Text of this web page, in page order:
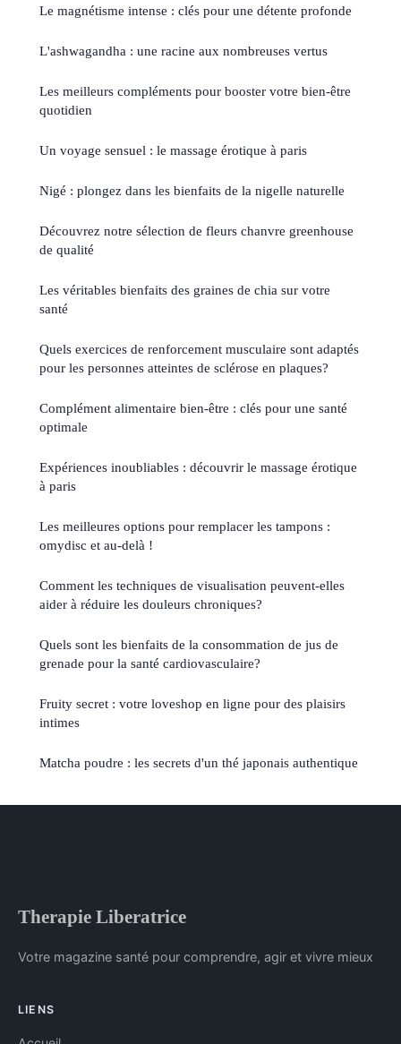
Le magnétisme intense : clés pour une détente profonde
L'ashwagandha : une racine aux nombreuses vertus
Les meilleurs compléments pour booster votre bien-être
quotidien
Un voyage sensuel : le massage érotique à paris
Nigé : plongez dans les bienfaits de la nigelle naturelle
Découvrez notre sélection de fleurs chanvre greenhouse
de qualité
Les véritables bienfaits des graines de chia sur votre
santé
Quels exercices de renforcement musculaire sont adaptés
pour les personnes atteintes de sclérose en plaques?
Complément alimentaire bien-être : clés pour une santé
optimale
Expériences inoubliables : découvrir le massage érotique
à paris
Les meilleures options pour remplacer les tampons :
omydisc et au-delà !
Comment les techniques de visualisation peuvent-elles
aider à réduire les douleurs chroniques?
Quels sont les bienfaits de la consommation de jus de
grenade pour la santé cardiovasculaire?
Fruity secret : votre loveshop en ligne pour des plaisirs
intimes
Matcha poudre : les secrets d'un thé japonais authentique
Therapie Liberatrice
Votre magazine santé pour comprendre, agir et vivre mieux
LIENS